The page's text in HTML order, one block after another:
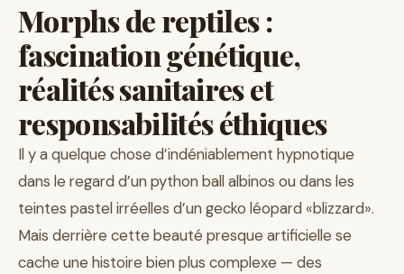
Morphs de reptiles :
fascination génétique,
réalités sanitaires et
responsabilités éthiques
Il y a quelque chose d’indéniablement hypnotique
dans le regard d’un python ball albinos ou dans les
teintes pastel irréelles d’un gecko léopard «blizzard».
Mais derrière cette beauté presque artificielle se
cache une histoire bien plus complexe — des